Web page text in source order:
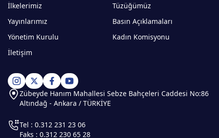
İlkelerimiz
Tüzüğümüz
Yayınlarımız
Basın Açıklamaları
Yönetim Kurulu
Kadın Komisyonu
İletişim
Zübeyde Hanım Mahallesi Sebze Bahçeleri Caddesi No:86
Altındağ - Ankara / TÜRKİYE
Tel : 0.312 231 23 06
Faks : 0.312 230 65 28